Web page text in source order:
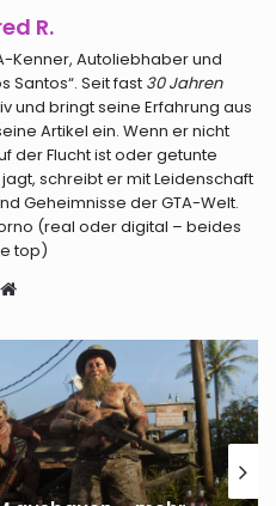
R.
Kenner, Autoliebhaber und
Santos“. Seit fast 30 Jahren
und bringt seine Erfahrung aus
Artikel ein. Wenn er nicht
der Flucht ist oder getunte
schreibt er mit Leidenschaft
Geheimnisse der GTA-Welt.
(real oder digital – beides
top)